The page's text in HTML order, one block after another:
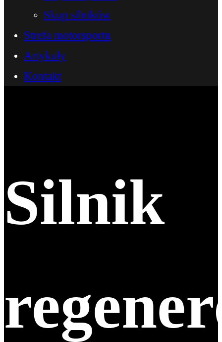
Skup silników
Strefa motorsportu
Artykuły
Kontakt
Silnik